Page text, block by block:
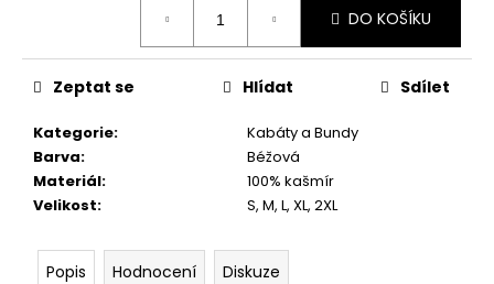
DO KOŠÍKU
Kategorie:
Kabáty a Bundy
Barva:
Béžová
Materiál:
100% kašmír
Velikost: S, M, L, XL, 2XL
Zeptat se Hlídat Sdílet
Popis Hodnocení Diskuze
e
m
e